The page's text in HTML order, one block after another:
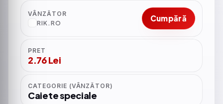
VÂNZĂTOR
RIK.RO
Cumpără
PRET
2.76 Lei
CATEGORIE (VÂNZĂTOR)
Caiete speciale